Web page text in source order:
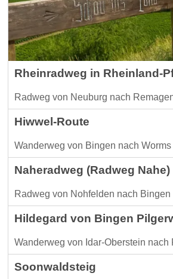
Rheinradweg in Rheinland-
Radweg von Neuburg nach
Hiwwel-Route
Wanderweg von Bingen nach
Naheradweg (Radweg Nahe)
Radweg von Nohfelden nach Bingen
Hildegard von Bingen
Wanderweg von Idar-Oberstein
Soonwaldsteig